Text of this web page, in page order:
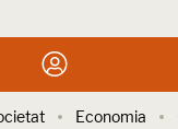
Economia